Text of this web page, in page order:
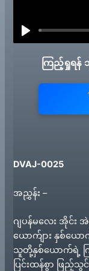
ကြည့်ရှုရန်
DVAJ-0025
အညွှန်း –
ဂျပန်မလေး အိုင်း
ယောက်ျား နှစ်ယေ
သူတို့နှစ်ယောက်ရဲ့ ကြီ
ပြင်းထန်စွာ ဖြ